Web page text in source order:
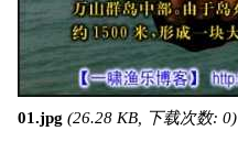
01.jpg (26.28 KB, 下载次数: 0)